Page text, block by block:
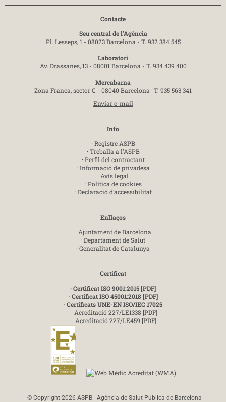
Contacte
Seu central de l'Agència
Pl. Lesseps, 1 - 08023 Barcelona - T. 932 384 545
Laboratori
Av. Drassanes, 13 - 08001 Barcelona - T. 934 439 400
Mercabarna
Zona Franca, sector C - 08040 Barcelona- T. 935 563 341
Enviar e-mail
Info
· Registre ASPB
· Treballa a l'ASPB
· Perfil del contractant
· Informació de privadesa
· Avís legal
· Política de cookies
· Declaració d’accessibilitat
Enllaços
· Ajuntament de Barcelona
· Departament de Salut
· Generalitat de Catalunya
Certificat
· Certificat ISO 9001:2015 [PDF]
· Certificat ISO 45001:2018 [PDF]
· Certificats UNE-EN ISO/IEC 17025
Acreditació 227/LE1338 [PDF]
Acreditació 227/LE459 [PDF]
© Copyright 2026 ASPB - Agència de Salut Pública de Barcelona